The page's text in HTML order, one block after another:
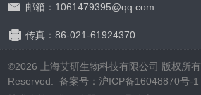
邮箱：1061479395@qq.com
传真：86-021-61924370
©2026 上海艾研生物科技有限公司 版权所
Reserved. 备案号：沪ICP备16048870号-1